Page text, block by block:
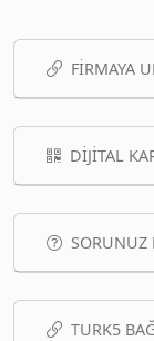
FIRMAYA
DIJITAL
SORUNUZ
TURK5